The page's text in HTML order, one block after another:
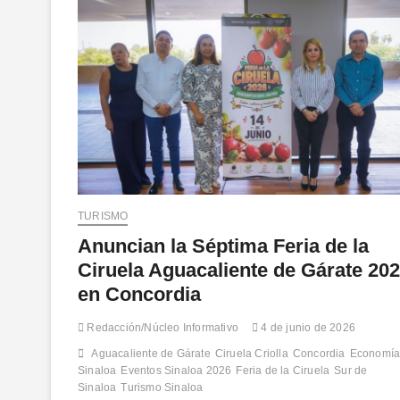
TURISMO
Anuncian la Séptima Feria de la
Ciruela Aguacaliente de Gárate
en Concordia
Redacción/Núcleo Informativo 4 de junio de 2026
Aguacaliente de Gárate Ciruela Criolla Concordia Economía
Sinaloa Eventos Sinaloa 2026 Feria de la Ciruela Sur de
Sinaloa Turismo Sinaloa